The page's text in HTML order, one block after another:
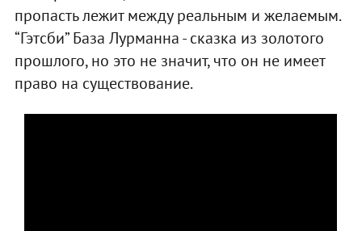
пропасть лежит между реальным и желаемым.
“Гэтсби” База Лурманна - сказка из золотого
прошлого, но это не значит, что он не имеет
право на существование.